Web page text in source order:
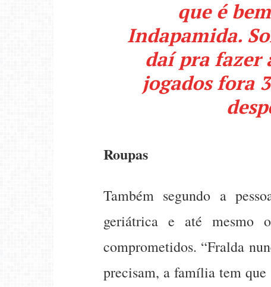
que é
Indapamida.
daí pra fazer
jogados fora
Roupas
Também segundo a
geriátrica e até mesmo
comprometidos. “Fralda
precisam, a família tem